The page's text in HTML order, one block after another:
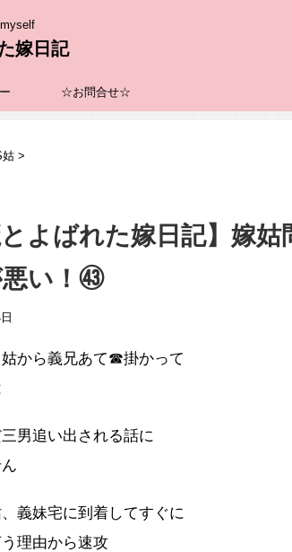
嫁日記
☆お問合せ☆
姑 >
とよばれた嫁日記】嫁
い！㊸
から義兄あて☎掛かって
男追い出される話に
義妹宅に到着してすぐに
理由から速攻